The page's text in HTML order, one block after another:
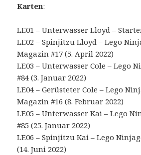
Karten:
LE01 – Unterwasser Lloyd –
LE02 – Spinjitzu Lloyd – Lego
Magazin #17 (5. April 2022)
LE03 – Unterwasser Cole – Lego
#84 (3. Januar 2022)
LE04 – Gerüsteter Cole – Lego
Magazin #16 (8. Februar 2022)
LE05 – Unterwasser Kai – Lego
#85 (25. Januar 2022)
LE06 – Spinjitzu Kai – Lego
(14. Juni 2022)